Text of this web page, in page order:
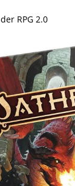
RPG 2.0